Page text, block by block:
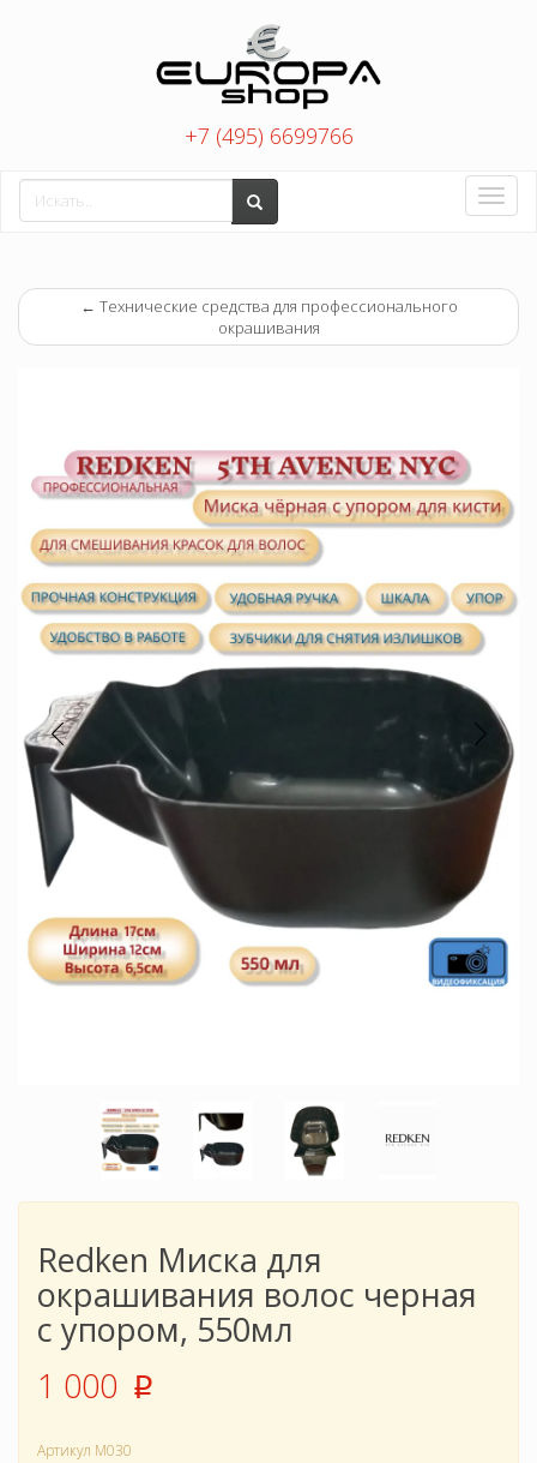
+7 (495) 6699766
Toggle
← Технические средства для профессионального
окрашивания
Redken Миска для
окрашивания волос черная
с упором, 550мл
1 000 p
Артикул M030